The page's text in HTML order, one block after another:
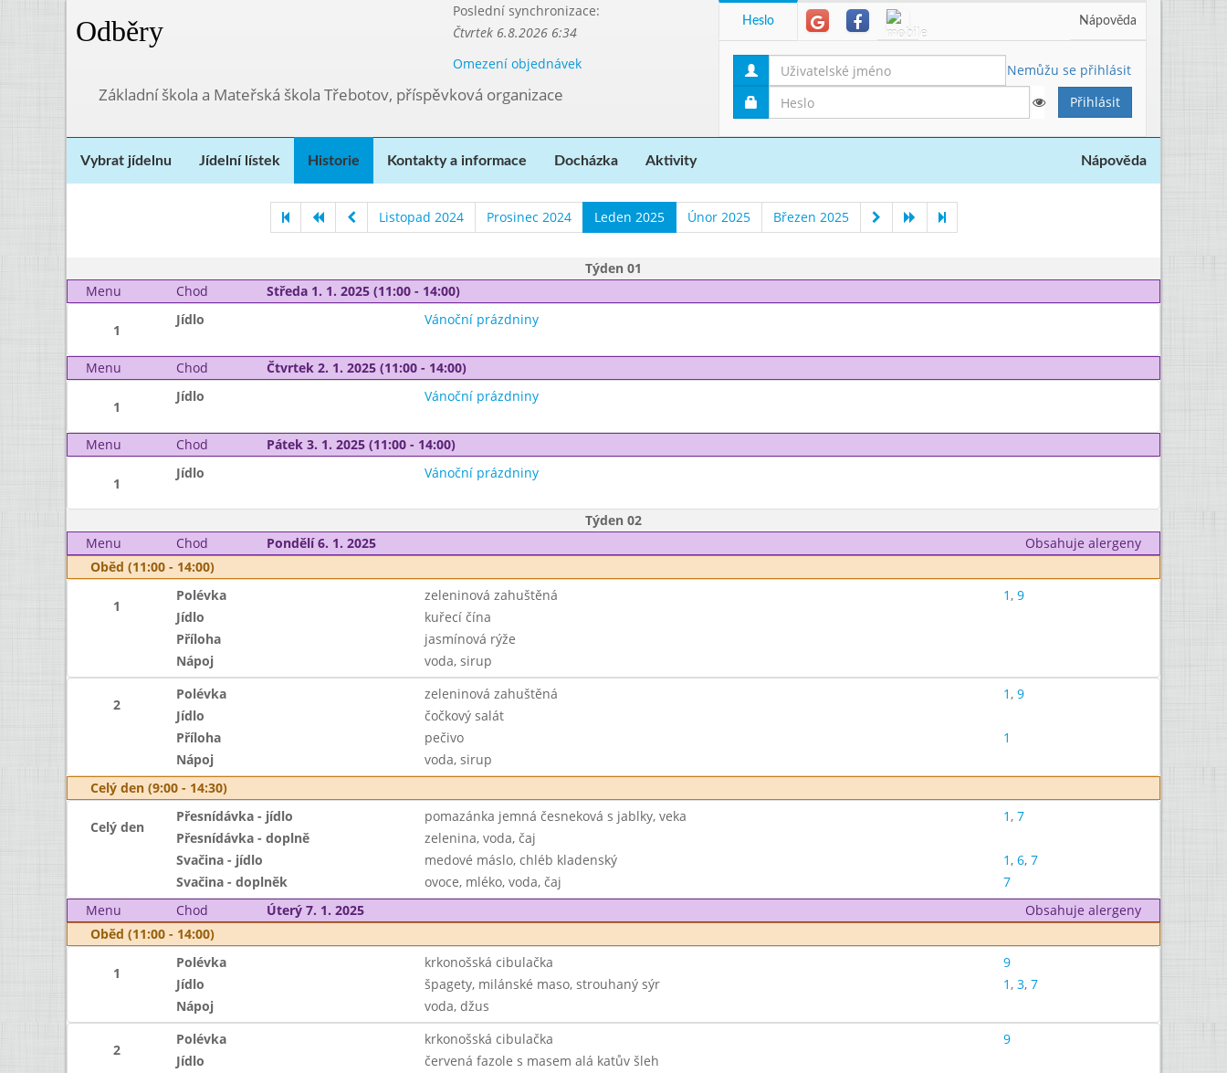
Odběry
Poslední synchronizace:
Čtvrtek 6.8.2026 6:34
Omezení objednávek
Základní škola a Mateřská škola Třebotov, příspěvková organizace
Heslo Nápověda
Nemůžu se přihlásit
Vybrat jídelnu Jídelní lístek Historie Kontakty a informace Docházka Aktivity Nápověda
Listopad 2024 Prosinec 2024 Leden 2025 Únor 2025 Březen 2025
Týden 01
Menu
Chod Středa 1. 1. 2025 (11:00 - 14:00)
1
Jídlo Vánoční prázdniny
Menu Chod Čtvrtek 2. 1. 2025 (11:00 - 14:00)
1
Jídlo Vánoční prázdniny
Menu Chod Pátek 3. 1. 2025 (11:00 - 14:00)
1
Jídlo Vánoční prázdniny
Týden 02
Menu
Chod Pondělí 6. 1. 2025
Obsahuje alergeny
Oběd (11:00 - 14:00)
1
Polévka zeleninová zahuštěná 1, 9
Jídlo
kuřecí čína
Příloha
jasmínová rýže
Nápoj
voda, sirup
2
Polévka zeleninová zahuštěná 1, 9
Jídlo
čočkový salát
Příloha
pečivo
1
Nápoj
voda, sirup
Celý den (9:00 - 14:30)
Celý den
Přesnídávka - jídlo pomazánka jemná česneková s jablky, veka 1, 7
Přesnídávka - doplně
zelenina, voda, čaj
Svačina - jídlo
medové máslo, chléb kladenský 1, 6, 7
Svačina - doplněk
ovoce, mléko, voda, čaj
7
Menu
Chod Úterý 7. 1. 2025
Obsahuje alergeny
Oběd (11:00 - 14:00)
1
Polévka krkonošská cibulačka
9
Jídlo
špagety, milánské maso, strouhaný sýr 1, 3, 7
Nápoj
voda, džus
2
Polévka krkonošská cibulačka
9
Jídlo
červená fazole s masem alá katův šleh